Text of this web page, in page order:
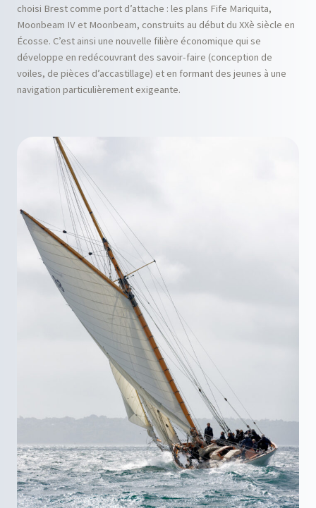
choisi Brest comme port d’attache : les plans Fife Mariquita,
Moonbeam IV et Moonbeam, construits au début du XXè siècle en
Écosse. C’est ainsi une nouvelle filière économique qui se
développe en redécouvrant des savoir-faire (conception de
voiles, de pièces d’accastillage) et en formant des jeunes à une
navigation particulièrement exigeante.